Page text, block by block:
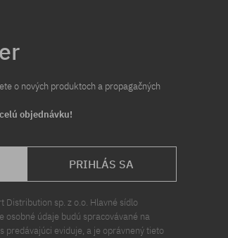
o nových produktoch a propagačných
objednávku!
PRIHLÁS SA
Distribution sp. z o.o. Hlavné sídlo
osobné údaje budú spracovávané na
predávajúci eviduje, a je oprávnený tieto